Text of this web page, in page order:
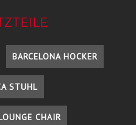
BARCELONA HOCKER
STUHL
CHAIR